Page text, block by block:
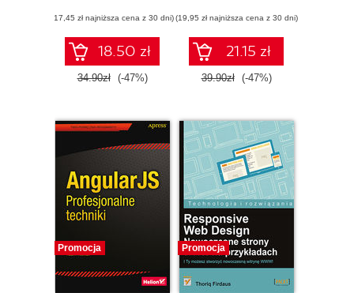
(17,45 zł najniższa cena z 30 dni)
18.50 zł
34.90zł (-47%)
AngularJS i
Bootstrapa
(19,95 zł najniższa cena z 30 dni)
21.15 zł
39.90zł (-47%)
Promocja Promocja